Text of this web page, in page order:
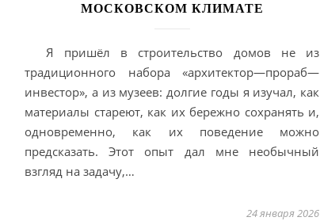
МОСКОВСКОМ КЛИМАТЕ
Я пришёл в строительство домов не из
традиционного набора «архитектор—прораб—
инвестор», а из музеев: долгие годы я изучал, как
материалы стареют, как их бережно сохранять и,
одновременно, как их поведение можно
предсказать. Этот опыт дал мне необычный
взгляд на задачу,…
24 января 2026